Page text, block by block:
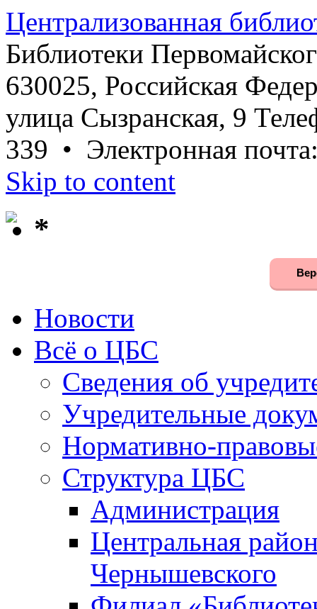
Централизованная
Библиотеки
630025, Российская
улица Сызранская, 9
339 • Электронная
Skip to content
*
Новости
Всё о ЦБС
Сведения об
Учредительные
Нормативно-
Структура ЦБС
Администрация
Центральная
Чернышевского